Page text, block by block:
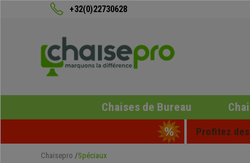
+32(0)22730628
Chaises de Bureau
Profitez
Chaisepro Spéciaux